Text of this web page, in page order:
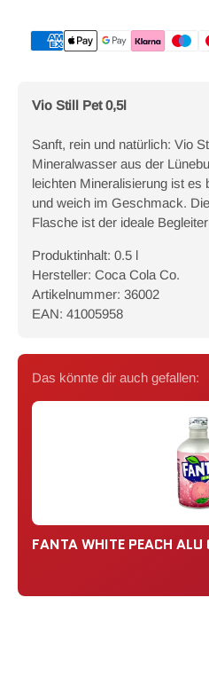
Vio Still Pet 0,5l
Sanft, rein und natürlich: Vio
Mineralwasser aus der
leichten Mineralisierung ist
und weich im Geschmack.
Flasche ist der ideale
Produktinhalt: 0.5 l
Hersteller: Coca Cola Co.
Artikelnummer: 36002
EAN: 41005958
Das könnte dir auch gefallen:
FANTA WHITE PEACH